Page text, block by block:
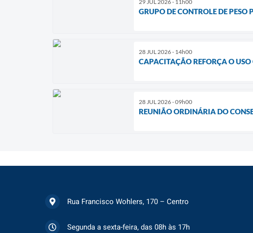
29 JUL 2026 - 11h00
GRUPO DE CONTROLE DE
28 JUL 2026 - 14h00
CAPACITAÇÃO REFORÇA O
28 JUL 2026 - 09h00
REUNIÃO ORDINÁRIA DO
Rua Francisco Wohlers, 170 – Centro
Segunda a sexta-feira, das 08h às 17h